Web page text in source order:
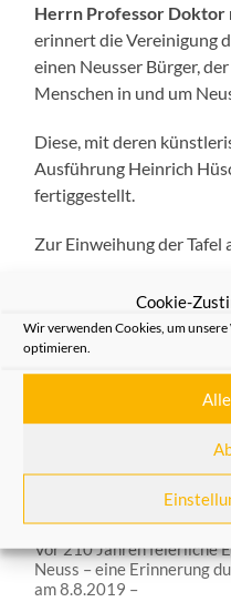
Cookie-
Wir verwenden Cookies, um
optimieren.
Herrn Professor
erinnert die Vereinigung
einen Neusser Bürger,
Menschen in und um
Diese, mit deren
Ausführung Heinrich
fertiggestellt.
Zur Einweihung der Tafel
Dienstag, den
am Haus der Familie,
Aus dem
VORHERIGER BEITRAG
Vor 210 Jahren feierliche
Neuss – eine Erinnerung
am 8.8.2019 –